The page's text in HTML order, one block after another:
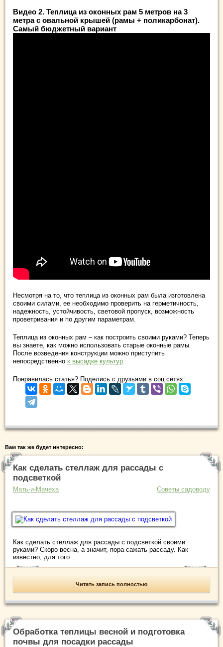
Видео 2. Теплица из оконных рам 5 метров на 3
метра с овальной крышей (рамы + поликарбонат).
Самый бюджетный вариант
Несмотря на то, что теплица из оконных рам была изготовлена
своими силами, ее необходимо проверить на герметичность,
надежность, устойчивость, световой пропуск, возможность
проветривания и по другим параметрам.
Теплица из оконных рам – как построить своими руками? Теперь
вы знаете, как можно использовать старые оконные рамы.
После возведения конструкции можно приступить
непосредственно к высадке культур.
Понравилась статья? Поделись с друзьями в соц.сетях:
Вам так же будет интересно:
Как сделать стеллаж для рассады с
подсветкой
Мать-и-Мачеха Советы садоводу
Как сделать стеллаж для рассады с подсветкой своими
руками? Скоро весна, а значит, пора сажать рассаду. Как
известно, для того ...
Читать запись полностью
Обработка теплицы весной и подготовка
почвы для посадки рассады